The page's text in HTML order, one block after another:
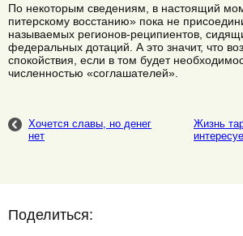
По некоторым сведениям, в настоящий
питерскому восстанию» пока не
называемых регионов-реципиентов,
федеральных дотаций. А это значит, что
спокойствия, если в том будет
численностью «соглашателей».
Хочется славы, но денег
нет
Жизнь
Поделиться: